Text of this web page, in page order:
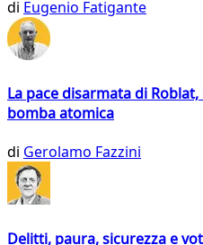
di Eugenio Fatigante
La pace disarmata di
bomba atomica
di Gerolamo Fazzini
Delitti, paura, sicurezza e